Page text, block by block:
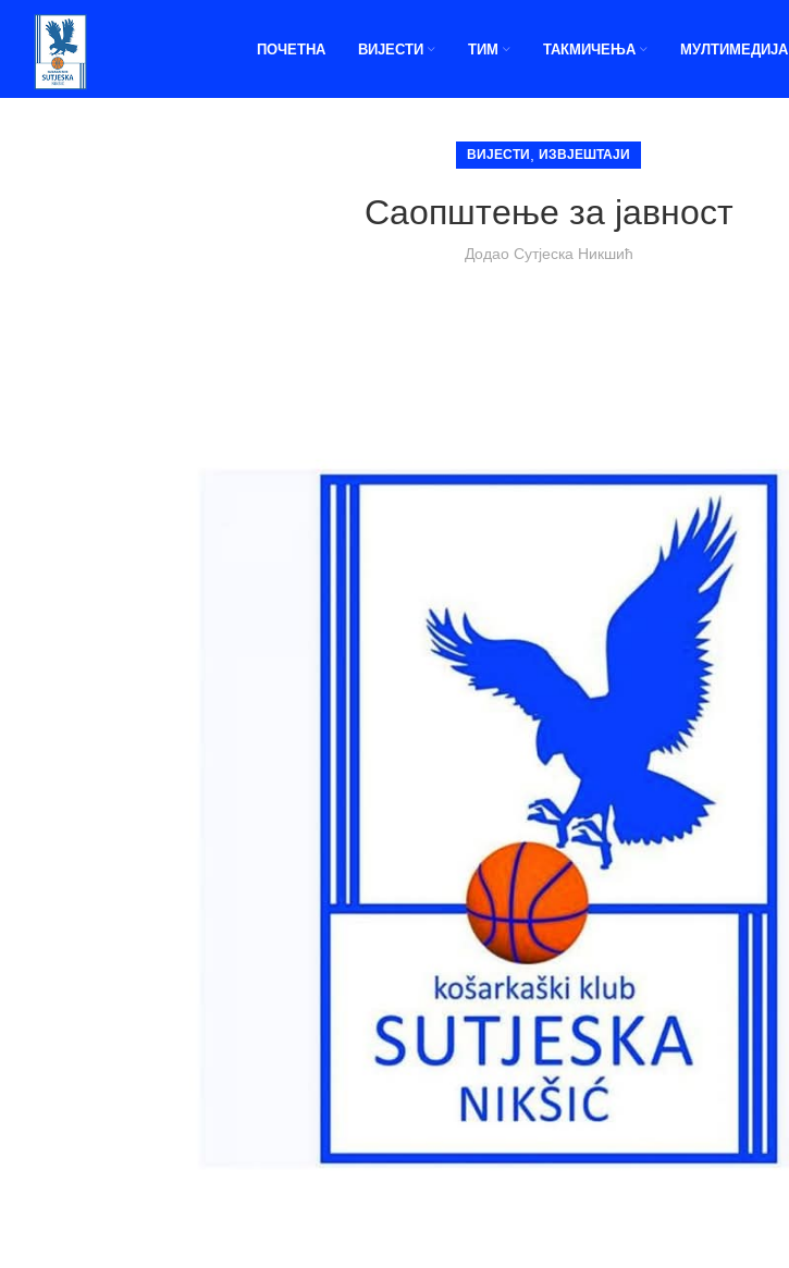
ПОЧЕТНА ВИЈЕСТИ ТИМ ТАКМИЧЕЊА МУЛТИМЕДИЈА
ВИЈЕСТИ ИЗВЈЕШТАЈИ
Саопштење за јавност
Додао Сутјеска Никшић